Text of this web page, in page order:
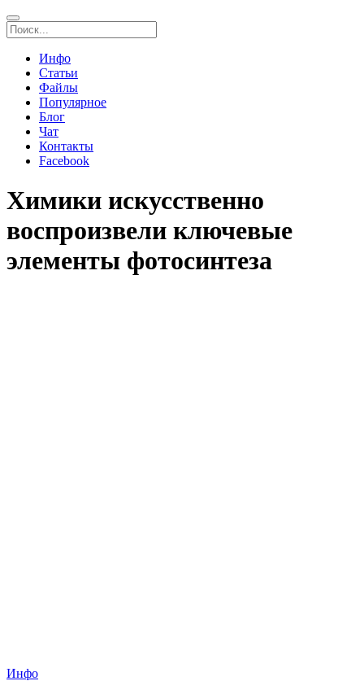
Инфо
Статьи
Файлы
Популярное
Блог
Чат
Контакты
Facebook
Химики искусственно
воспроизвели ключевые
элементы фотосинтеза
Инфо